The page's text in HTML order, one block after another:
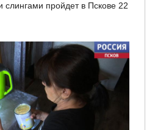
слингами пройдет в Пскове 22